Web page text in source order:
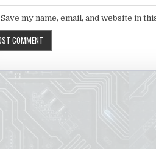
Save my name, email, and website in